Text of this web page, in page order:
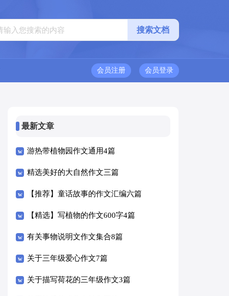
会员登录
会员注册
最新文章
游热带植物园作文通用4篇
精选美好的大自然作文三篇
【推荐】童话故事的作文汇编六篇
【精选】写植物的作文600字4篇
有关事物说明文作文集合8篇
关于三年级爱心作文7篇
关于描写荷花的三年级作文3篇